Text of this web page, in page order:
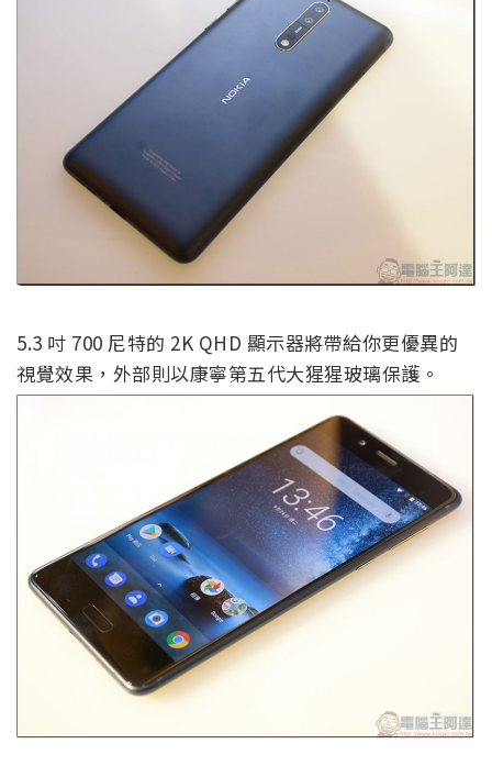
5.3 吋 700 尼特的 2K QHD 顯示器將帶給你更優異的
視覺效果，外部則以康寧第五代大猩猩玻璃保護。